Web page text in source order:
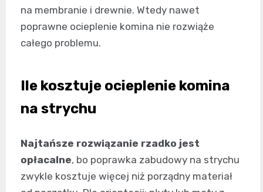
na membranie i drewnie. Wtedy nawet
poprawne ocieplenie komina nie rozwiąże
całego problemu.
Ile kosztuje ocieplenie komina
na strychu
Najtańsze rozwiązanie rzadko jest
opłacalne, bo poprawka zabudowy na strychu
zwykle kosztuje więcej niż porządny materiał